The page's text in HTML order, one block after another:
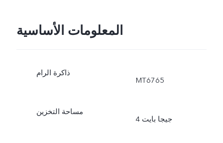
المعلومات الأساسية
ذاكرة الرام
MT6765
مساحة التخزين
4 جيجا بايت